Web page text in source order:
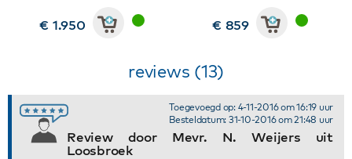
€ 1.950
€ 859
reviews (13)
Review door Mevr. N. Weijers uit
Loosbroek
Toegevoegd op: 4-11-2016 om 16:19 uur
Besteldatum: 31-10-2016 om 21:48 uur